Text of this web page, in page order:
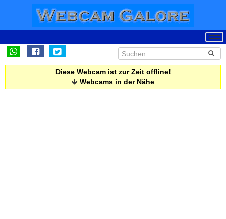
Diese Webcam ist zur Zeit offline!
Webcams in der Nähe